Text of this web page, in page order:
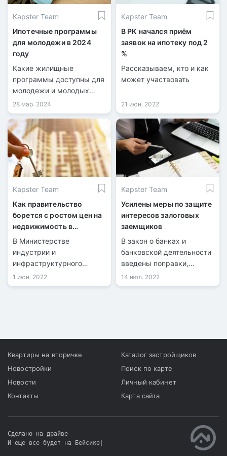
стал акимат области
совместно с Отбасы
банком.
Kapster Team
Ипотечные программы
для молодежи в 2024
году
Какие жилищные
программы доступны для
молодежи и молодых
семей в Казахстане?
Какой максимальный
возраст участников этих
программ?
28 мар. 2024
Kapster Team
В РК начался приём
заявок на ипотеку под 2
%
Рассказываем, кто и как
может участвовать
21 июн. 2022
Kapster Team
Как правительство
борется с ростом цен на
недвижимость в
Казахстане
В Министерстве
индустрии и
инфраструктурного
развития РК рассказали о
разработке комплекса
геополитической ситуации
1 июн. 2022
Kapster Team
Усилены меры по защите
интересов залоговых
заемщиков
В закон о банках и
банковской деятельности
введены поправки,
касающиеся залоговых
заемщиков, передается
развитию финансового
рынка.
14 июл. 2022
Квартиры на вторичке
Новостройки
Новости
Контакты
Каталог застройщиков
Поиск по карте
Личный кабинет
Карта сайта
Сделано на драйве
И еще все будет на Бейсике